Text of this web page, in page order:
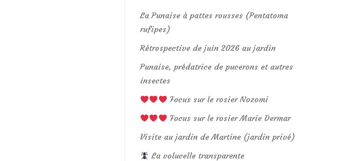
La Punaise à pattes rousses (Pentatoma
rufipes)
Rétrospective de juin 2026 au jardin
Punaise, prédatrice de pucerons et autres
insectes
Focus sur le rosier Nozomi
Focus sur le rosier Marie Dermar
Visite au jardin de Martine (jardin privé)
La volucelle transparente